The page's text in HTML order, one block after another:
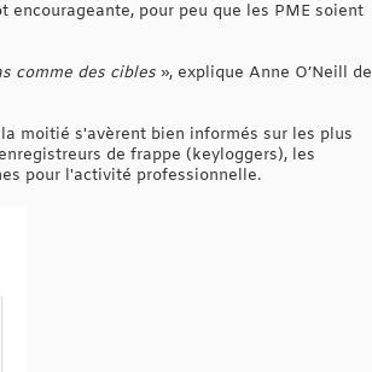
pour peu que les PME soient
comme des cibles », explique Anne O’Neill de
moitié s'avèrent bien informés sur les plus
de frappe (keyloggers), les
pour l'activité professionnelle.